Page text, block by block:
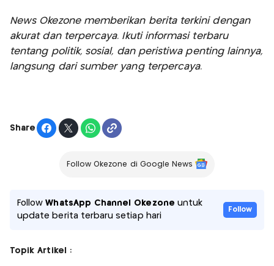
News Okezone memberikan berita terkini dengan
akurat dan terpercaya. Ikuti informasi terbaru
tentang politik, sosial, dan peristiwa penting lainnya,
langsung dari sumber yang terpercaya.
Share
Follow Okezone di Google News
FollowWhatsApp Channel Okezone untuk
update berita terbaru setiap hari
Follow
Topik Artikel :